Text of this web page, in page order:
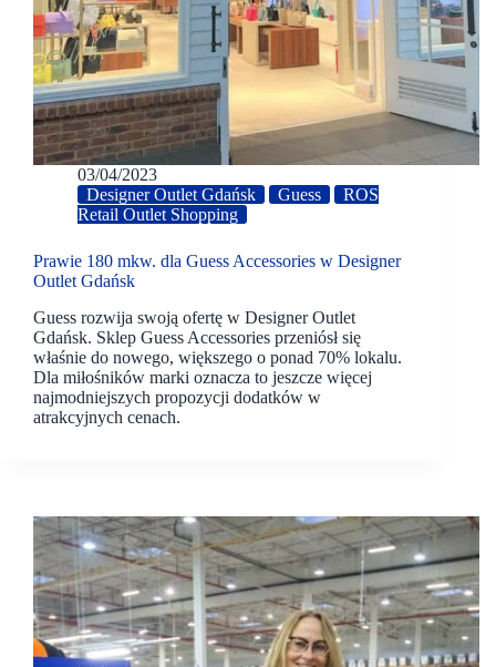
03/04/2023
Designer Outlet Gdańsk
Guess
ROS
Retail Outlet Shopping
Prawie 180 mkw. dla Guess Accessories w Designer
Outlet Gdańsk
Guess rozwija swoją ofertę w Designer Outlet
Gdańsk. Sklep Guess Accessories przeniósł się
właśnie do nowego, większego o ponad 70% lokalu.
Dla miłośników marki oznacza to jeszcze więcej
najmodniejszych propozycji dodatków w
atrakcyjnych cenach.